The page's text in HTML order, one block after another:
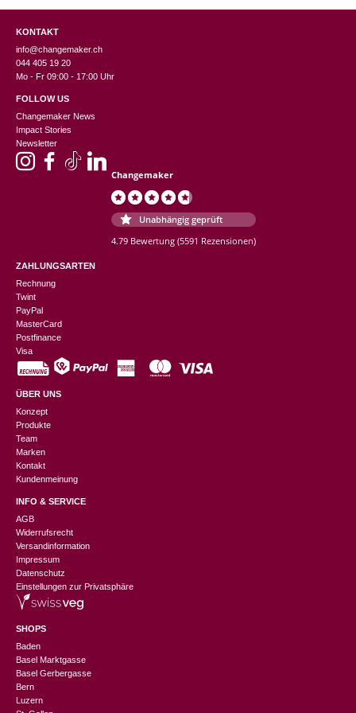
KONTAKT
info@changemaker.ch
044 405 19 20
Mo - Fr 09:00 - 17:00 Uhr
FOLLOW US
Changemaker News
Impact Stories
Newsletter
Changemaker
Unabhängig geprüft
4.79 Bewertung (5591 Rezensionen)
ZAHLUNGSARTEN
Rechnung
Twint
PayPal
MasterCard
Postfinance
Visa
ÜBER UNS
Konzept
Produkte
Team
Marken
Kontakt
Kundenmeinung
INFO & SERVICE
AGB
Widerrufsrecht
Versandinformation
Impressum
Datenschutz
Einstellungen zur Privatsphäre
SHOPS
Baden
Basel Marktgasse
Basel Gerbergasse
Bern
Luzern